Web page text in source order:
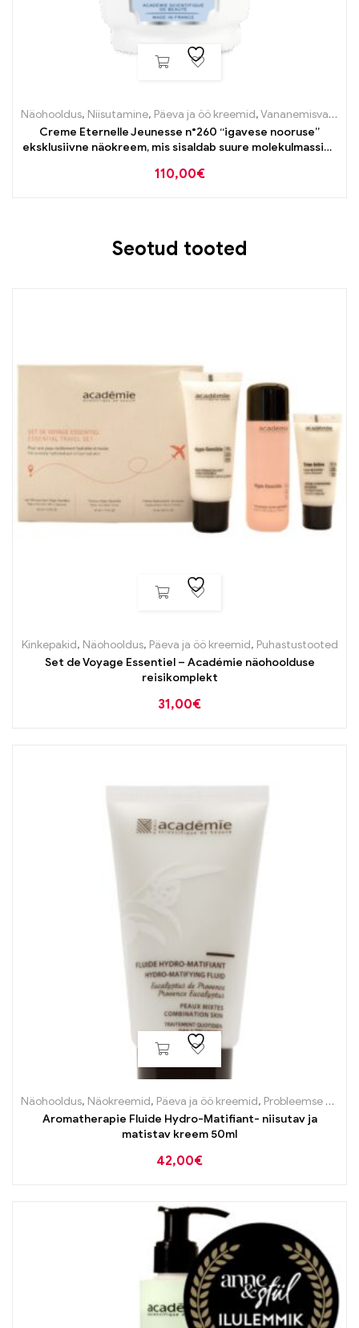
Näohooldus, Niisutamine, Päeva ja öö kreemid,Vananemisvastane
Creme Eternelle Jeunesse n°260 “igavese nooruse”
eksklusiivne näokreem, mis sisaldab suure molekulmassiga
110,00€
Seotud tooted
Kinkepakid, Näohooldus, Päeva ja öö kreemid, Puhastustooted
Set de Voyage Essentiel – Académie näohoolduse
reisikomplekt
31,00€
Näohooldus, Näokreemid, Päeva ja öö kreemid, Probleemse naha tooted
Aromatherapie Fluide Hydro-Matifiant- niisutav ja
matistav kreem 50ml
42,00€